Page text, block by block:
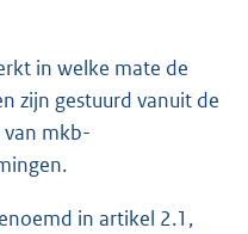
in welke mate de
zijn gestuurd vanuit de
mkb-
in artikel 2.1,